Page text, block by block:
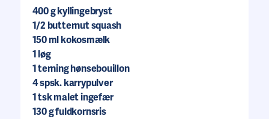
400g kyllingebryst
1/2 butternut squash
150ml kokosmælk
1løg
1terning hønsebouillon
4spsk. karrypulver
1tsk malet ingefær
130g fuldkornsris